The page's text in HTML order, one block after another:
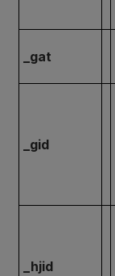
_gat
_gid
_hjid